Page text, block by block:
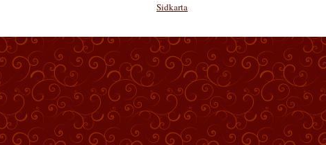
Sidkarta